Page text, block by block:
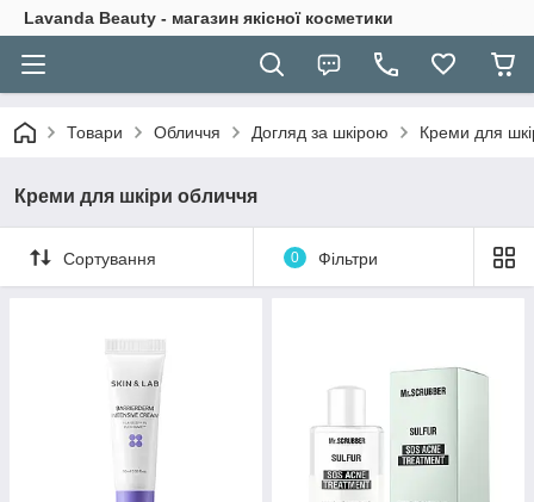
Lavanda Beauty - магазин якісної косметики
Товари Обличчя Догляд за шкірою Креми для
Креми для шкіри обличчя
Сортування 0 Фільтри